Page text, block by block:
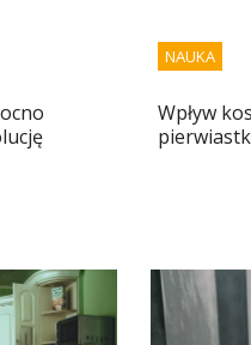
NAUKA
Wpływ